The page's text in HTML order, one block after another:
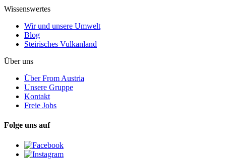
Wissenswertes
Wir und unsere Umwelt
Blog
Steirisches Vulkanland
Über uns
Über From Austria
Unsere Gruppe
Kontakt
Freie Jobs
Folge uns auf